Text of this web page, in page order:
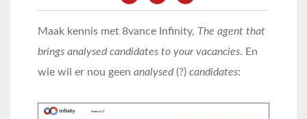
Maak kennis met 8vance Infinity, The agent that
brings analysed candidates to your vacancies. En
wie wil er nou geen analysed(?) candidates: